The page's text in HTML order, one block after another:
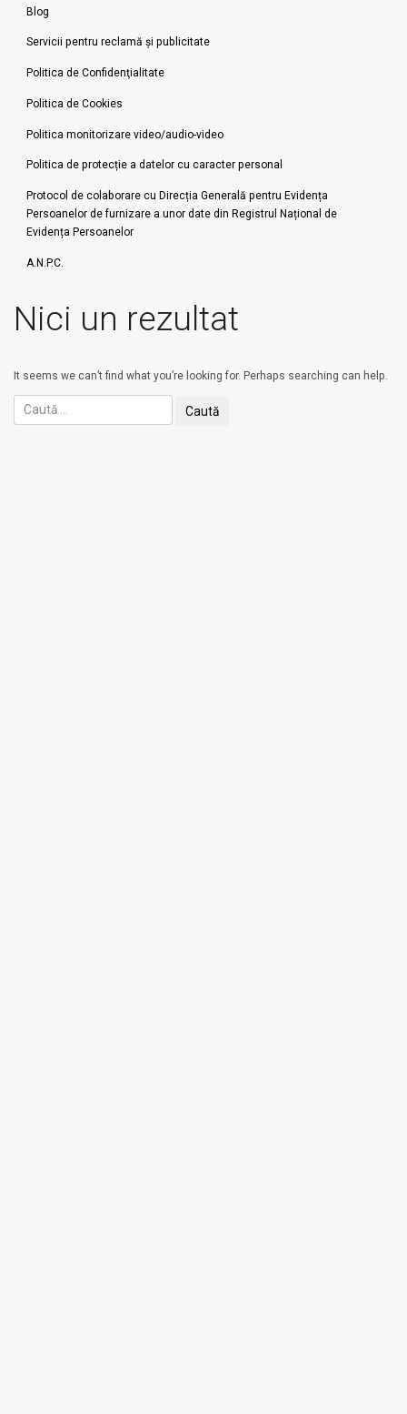
Blog
Servicii pentru reclamă și publicitate
Politica de Confidenţialitate
Politica de Cookies
Politica monitorizare video/audio-video
Politica de protecție a datelor cu caracter personal
Protocol de colaborare cu Direcția Generală pentru Evidența
Persoanelor de furnizare a unor date din Registrul Național de
Evidența Persoanelor
A.N.P.C.
Nici un rezultat
It seems we can’t find what you’re looking for. Perhaps searching can help.